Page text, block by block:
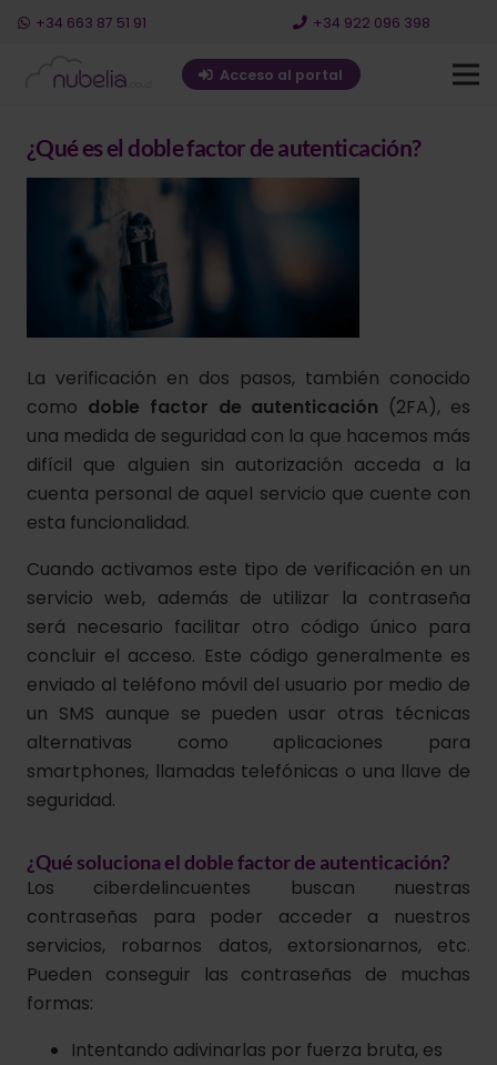
+34 663 87 51 91 +34 922 096 398
Acceso al portal
¿Qué es el doble factor de autenticación?
La verificación en dos pasos, también conocido
como doble factor de autenticación (2FA), es
una medida de seguridad con la que hacemos más
difícil que alguien sin autorización acceda a la
cuenta personal de aquel servicio que cuente con
esta funcionalidad.
Cuando activamos este tipo de verificación en un
servicio web, además de utilizar la contraseña
será necesario facilitar otro código único para
concluir el acceso. Este código generalmente es
enviado al teléfono móvil del usuario por medio de
un SMS aunque se pueden usar otras técnicas
alternativas como aplicaciones para
smartphones, llamadas telefónicas o una llave de
seguridad.
¿Qué soluciona el doble factor de autenticación?
Los ciberdelincuentes buscan nuestras
contraseñas para poder acceder a nuestros
servicios, robarnos datos, extorsionarnos, etc.
Pueden conseguir las contraseñas de muchas
formas:
Intentando adivinarlas por fuerza bruta, es